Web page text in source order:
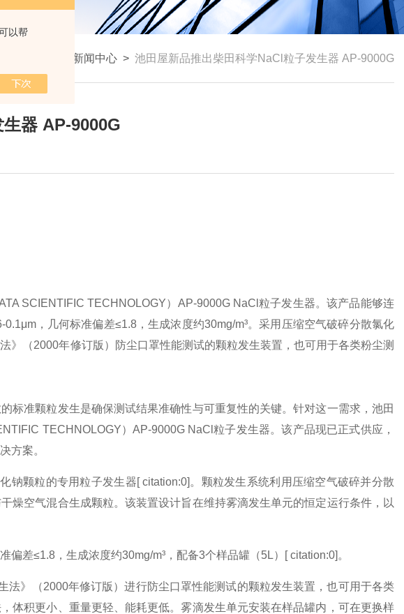
以帮
新闻中心 > 池田屋新品推出柴田科学NaCl粒子发生器 AP-9000G
器 AP-9000G
SCIENTIFIC TECHNOLOGY）AP-9000G NaCl粒子发生器。该产品能够连
，几何标准偏差≤1.8，生成浓度约30mg/m³。采用压缩空气破碎分散氯化
》（2000年修订版）防尘口罩性能测试的颗粒发生装置，也可用于各类粉尘测
标准颗粒发生是确保测试结果准确性与可重复性的关键。针对这一需求，池田
TECHNOLOGY）AP-9000G NaCl粒子发生器。该产品现已正式供应，
方案。
钠颗粒的专用粒子发生器[ citation:0]。颗粒发生系统利用压缩空气破碎并分散
燥空气混合生成颗粒。该装置设计旨在维持雾滴发生单元的恒定运行条件，以
差≤1.8，生成浓度约30mg/m³，配备3个样品罐（5L）[ citation:0]。
法》（2000年修订版）进行防尘口罩性能测试的颗粒发生装置，也可用于各类
体积更小、重量更轻、能耗更低。雾滴发生单元安装在样品罐内，可在更换样